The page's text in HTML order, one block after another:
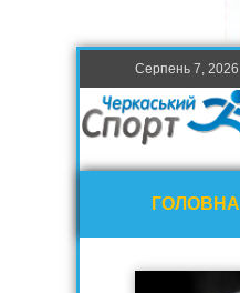
Серпень 7, 2026
ГОЛОВНА